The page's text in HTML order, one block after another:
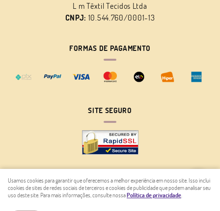
L m Têxtil Tecidos Ltda
CNPJ: 10.544.760/0001-13
FORMAS DE PAGAMENTO
SITE SEGURO
LOJA VIRTUAL CRIADA POR
Usamos cookies para garantir que oferecemos a melhor experiência em nosso site. Isso inclui
cookies de sites de redes sociais de terceiros e cookies de publicidade que podem analisar seu
uso deste site. Para mais informações, consulte nossaPolítica de privacidade.